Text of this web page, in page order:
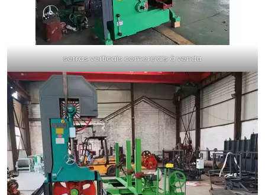
serras verticais comerciais à venda